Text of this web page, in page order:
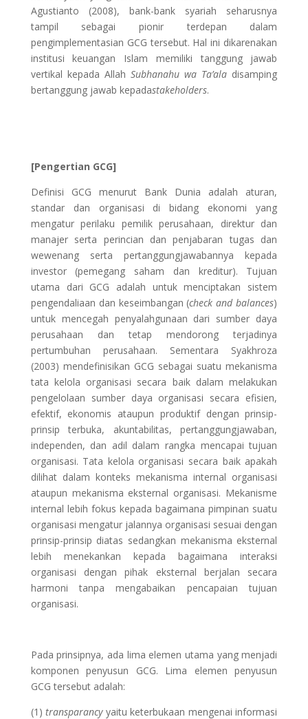
Agustianto (2008), bank-bank syariah seharusnya
tampil sebagai pionir terdepan dalam
pengimplementasian GCG tersebut. Hal ini dikarenakan
institusi keuangan Islam memiliki tanggung jawab
vertikal kepada Allah Subhanahu wa Ta’ala disamping
bertanggung jawab kepadastakeholders.
[Pengertian GCG]
Definisi GCG menurut Bank Dunia adalah aturan,
standar dan organisasi di bidang ekonomi yang
mengatur perilaku pemilik perusahaan, direktur dan
manajer serta perincian dan penjabaran tugas dan
wewenang serta pertanggungjawabannya kepada
investor (pemegang saham dan kreditur). Tujuan
utama dari GCG adalah untuk menciptakan sistem
pengendaliaan dan keseimbangan (check and balances)
untuk mencegah penyalahgunaan dari sumber daya
perusahaan dan tetap mendorong terjadinya
pertumbuhan perusahaan. Sementara Syakhroza
(2003) mendefinisikan GCG sebagai suatu mekanisma
tata kelola organisasi secara baik dalam melakukan
pengelolaan sumber daya organisasi secara efisien,
efektif, ekonomis ataupun produktif dengan prinsip-
prinsip terbuka, akuntabilitas, pertanggungjawaban,
independen, dan adil dalam rangka mencapai tujuan
organisasi. Tata kelola organisasi secara baik apakah
dilihat dalam konteks mekanisma internal organisasi
ataupun mekanisma eksternal organisasi. Mekanisme
internal lebih fokus kepada bagaimana pimpinan suatu
organisasi mengatur jalannya organisasi sesuai dengan
prinsip-prinsip diatas sedangkan mekanisma eksternal
lebih menekankan kepada bagaimana interaksi
organisasi dengan pihak eksternal berjalan secara
harmoni tanpa mengabaikan pencapaian tujuan
organisasi.
Pada prinsipnya, ada lima elemen utama yang menjadi
komponen penyusun GCG. Lima elemen penyusun
GCG tersebut adalah:
(1)transparancyyaitu keterbukaan mengenai informasi